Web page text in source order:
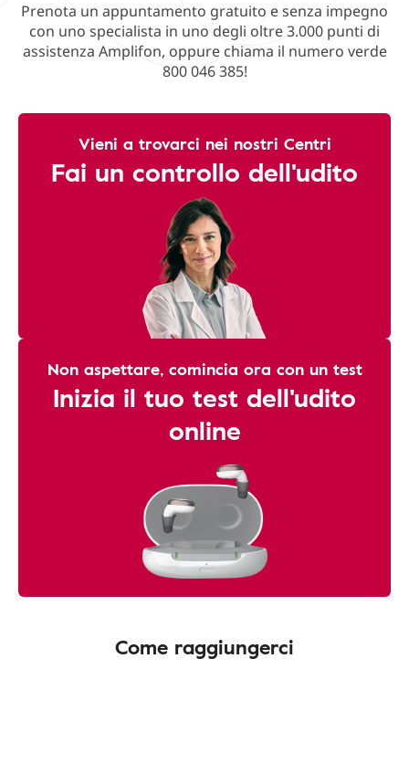
Prenota un appuntamento gratuito e senza impegno
con uno specialista in uno degli oltre 3.000 punti di
assistenza Amplifon, oppure chiama il numero verde
800 046 385!
Vieni a trovarci nei nostri Centri
Fai un controllo dell'udito
Non aspettare, comincia ora con un test
Inizia il tuo test dell'udito
online
Come raggiungerci